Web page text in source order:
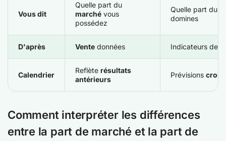
Vous dit
Quelle part du
marché vous
possédez
Quelle part du
domines
D'après Vente données Indicateurs de
Calendrier
Reflète résultats
antérieurs
Prévisions
Comment interpréter les différences
entre la part de marché et la part de